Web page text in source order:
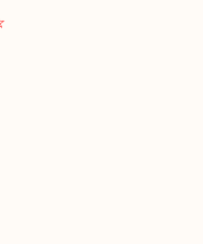
ギフト券プレゼント
☆